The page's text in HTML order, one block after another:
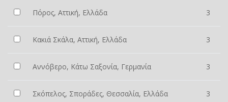
Πόρος, Αττική, Ελλάδα 3
Κακιά Σκάλα, Αττική, Ελλάδα 3
Αννόβερο, Κάτω Σαξονία, Γερμανία 3
Σκόπελος, Σποράδες, Θεσσαλία, Ελλάδα 3